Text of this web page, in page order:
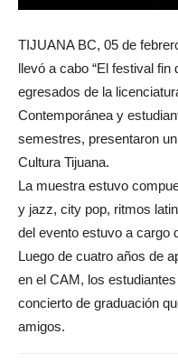
TIJUANA BC, 05 de
llevó a cabo “El festival fin
egresados de la
Contemporánea y
semestres, presentaron
Cultura Tijuana.
La muestra estuvo
y jazz, city pop, ritmos
del evento estuvo a cargo
Luego de cuatro años de
en el CAM, los
concierto de graduación
amigos.